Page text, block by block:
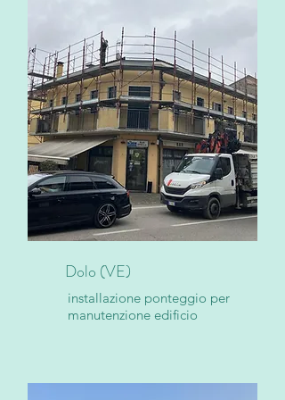
Dolo (VE)
installazione ponteggio per
manutenzione edificio